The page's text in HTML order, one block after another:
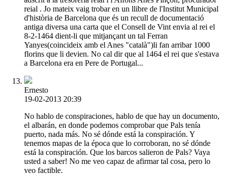
reial . Jo mateix vaig trobar en un llibre de l'Institut Municipal
d'història de Barcelona que és un recull de documentació
antiga diversa una carta que el Consell de Vint envia al rei el
8-2-1464 dient-li que mitjançant un tal Ferran
Yanyes(coincideix amb el Anes "català")li fan arribar 1000
florins que li devien. No cal dir que al 1464 el rei que s'estava
a Barcelona era en Pere de Portugal...
Ernesto
19-02-2013 20:39
No hablo de conspiraciones, hablo de que hay un documento,
el albarán, en donde podemos comprobar que Pals tenía
puerto, nada más. No sé dónde está la conspiración. Y
tenemos mapas de la época que lo corroboran, no sé dónde
está la conspiración. Que los barcos salieron de Pals? Vaya
usted a saber! No me veo capaz de afirmar tal cosa, pero lo
veo factible.